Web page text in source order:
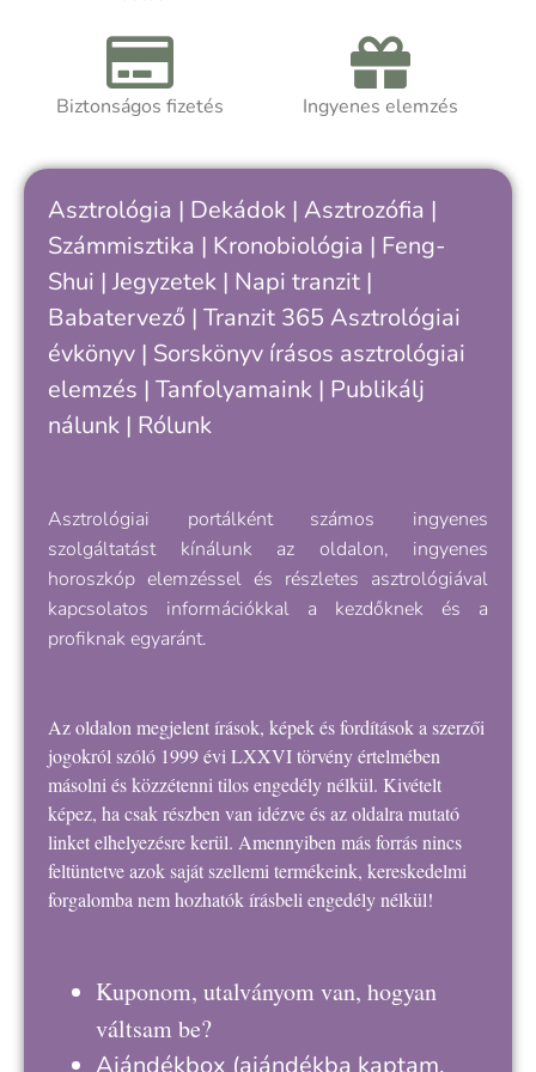
önismereti úton jársz, a kötet segít
felismerni, hogy hol tartasz a saját
ciklusodban – és hogyan értheted meg
Biztonságos fizetés Ingyenes elemzés
Asztrológia | Dekádok | Asztrozófia |
Számmisztika | Kronobiológia | Feng-
Shui | Jegyzetek | Napi tranzit |
Babatervező | Tranzit 365 Asztrológiai
évkönyv | Sorskönyv írásos asztrológiai
elemzés | Tanfolyamaink | Publikálj
nálunk | Rólunk
Asztrológiai portálként számos ingyenes
szolgáltatást kínálunk az oldalon, ingyenes
horoszkóp elemzéssel és részletes asztrológiával
kapcsolatos információkkal a kezdőknek és a
profiknak egyaránt.
Az oldalon megjelent írások, képek és fordítások a szerzői
jogokról szóló 1999 évi LXXVI törvény értelmében
másolni és közzétenni tilos engedély nélkül. Kivételt
képez, ha csak részben van idézve és az oldalra mutató
linket elhelyezésre kerül. Amennyiben más forrás nincs
feltüntetve azok saját szellemi termékeink, kereskedelmi
forgalomba nem hozhatók írásbeli engedély nélkül!
Kuponom, utalványom van, hogyan
váltsam be?
Ajándékbox (ajándékba kaptam,